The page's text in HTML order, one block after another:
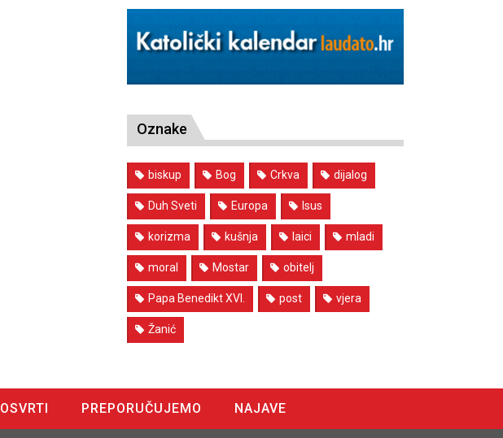
Oznake
biskup Bog Crkva dijalog
Duh Sveti Europa Isus
korizma kušnja laici mladi
moral Mostar obitelj
Papa Benedikt XVI. post vjera
Žanić
OSVRTI PREPORUČUJEMO
NAJAVE